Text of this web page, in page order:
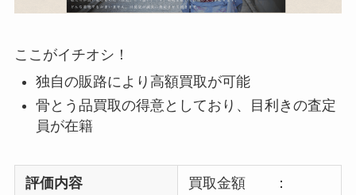
ここがイチオシ！
独自の販路により高額買取が可能
骨とう品買取の得意としており、目利きの査定
員が在籍
評価内容
買取金額 ：